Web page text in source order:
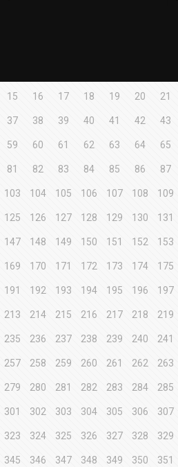
15 16 17 18 19 20 21
37 38 39 40 41 42 43
59 60 61 62 63 64 65
81 82 83 84 85 86 87
103 104 105 106 107 108 109
125 126 127 128 129 130 131
147 148 149 150 151 152 153
169 170 171 172 173 174 175
191 192 193 194 195 196 197
213 214 215 216 217 218 219
235 236 237 238 239 240 241
257 258 259 260 261 262 263
279 280 281 282 283 284 285
301 302 303 304 305 306 307
323 324 325 326 327 328 329
345 346 347 348 349 350 351